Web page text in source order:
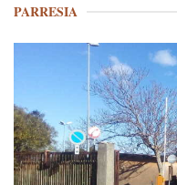
PARRESIA